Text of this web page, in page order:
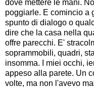
dove mettere le mani.
poggiarle. E comincio a
spunto di dialogo o
dire che la casa nella
offre parecchi. E'
soprammobili, quadri,
insomma. I miei occhi,
appeso alla parete. Un
volte, ma non l'avevo